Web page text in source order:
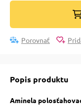
Porovnať
Popis produktu
Aminela